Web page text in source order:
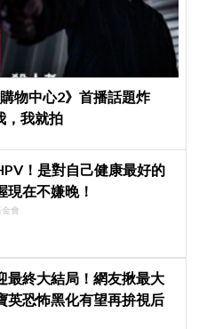
物中心2》首播話題炸
，我就拍
！是對自己健康最好的
現在不嫌晚！
會
最終大結局！網友揪最大
恐怖黑化有望再拚視后